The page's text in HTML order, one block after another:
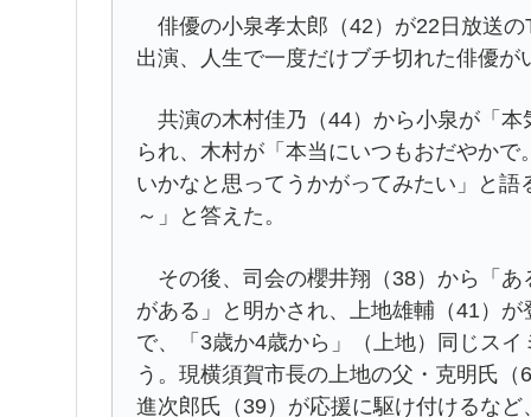
俳優の小泉孝太郎（42）が22日放送
出演、人生で一度だけブチ切れた俳優が
共演の木村佳乃（44）から小泉が「本
られ、木村が「本当にいつもおだやか
いかなと思ってうかがってみたい」と
～」と答えた。
その後、司会の櫻井翔（38）から「あ
がある」と明かされ、上地雄輔（41）
で、「3歳か4歳から」（上地）同じス
う。現横須賀市長の上地の父・克明氏
進次郎氏（39）が応援に駆け付けるな